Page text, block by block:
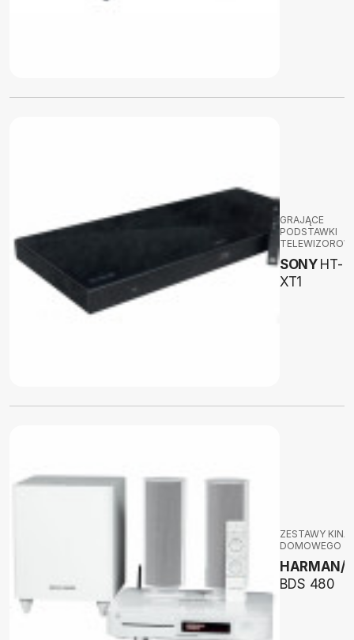
GRAJĄCE
PODSTAWKI
SONY HT-
XT1
ZESTAWY KINA
DOMOWEGO
HARMAN/
BDS 480